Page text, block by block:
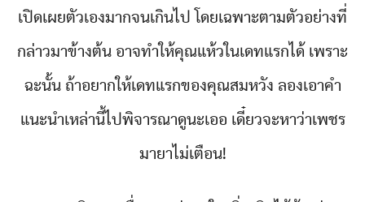
เปิดเผยตัวเองมากจนเกินไป โดยเฉพาะตามตัวอย่างที่
กล่าวมาข้างต้น อาจทำให้คุณแห้วในเดทแรกได้ เพราะ
ฉะนั้น ถ้าอยากให้เดทแรกของคุณสมหวัง ลองเอาคำ
แนะนำเหล่านี้ไปพิจารณาดูนะเออ เดี๋ยวจะหาว่าเพชร
มายาไม่เตือน!